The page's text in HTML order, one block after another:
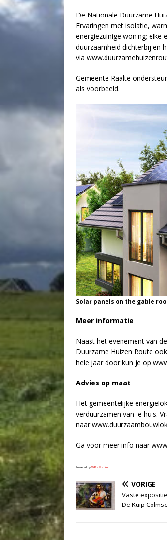
De Nationale Duurzame
Ervaringen met isolatie,
energiezuinige woning; elke
duurzaamheid dichterbij en
via
Gemeente Raalte
als voorbeeld.
Solar panels on the gable
Meer informatie
Naast het evenement van
Duurzame Huizen Route
hele jaar door kun je op
Advies op maat
Het gemeentelijke
verduurzamen van je huis.
naar
Ga voor meer info naar
Powered by WPeMatico
VORIGE
Vaste
De Kuip